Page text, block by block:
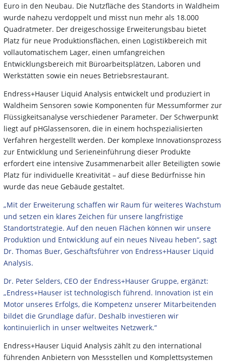
Euro in den Neubau. Die Nutzfläche des Standorts in Waldheim
wurde nahezu verdoppelt und misst nun mehr als 18.000
Quadratmeter. Der dreigeschossige Erweiterungsbau bietet
Platz für neue Produktionsflächen, einen Logistikbereich mit
vollautomatischem Lager, einen umfangreichen
Entwicklungsbereich mit Büroarbeitsplätzen, Laboren und
Werkstätten sowie ein neues Betriebsrestaurant.
Endress+Hauser Liquid Analysis entwickelt und produziert in
Waldheim Sensoren sowie Komponenten für Messumformer zur
Flüssigkeitsanalyse verschiedener Parameter. Der Schwerpunkt
liegt auf pHGlassensoren, die in einem hochspezialisierten
Verfahren hergestellt werden. Der komplexe Innovationsprozess
zur Entwicklung und Serieneinführung dieser Produkte
erfordert eine intensive Zusammenarbeit aller Beteiligten sowie
Platz für individuelle Kreativität – auf diese Bedürfnisse hin
wurde das neue Gebäude gestaltet.
„Mit der Erweiterung schaffen wir Raum für weiteres Wachstum
und setzen ein klares Zeichen für unsere langfristige
Standortstrategie. Auf den neuen Flächen können wir unsere
Produktion und Entwicklung auf ein neues Niveau heben“, sagt
Dr. Thomas Buer, Geschäftsführer von Endress+Hauser Liquid
Analysis.
Dr. Peter Selders, CEO der Endress+Hauser Gruppe, ergänzt:
„Endress+Hauser ist technologisch führend. Innovation ist ein
Motor unseres Erfolgs, die Kompetenz unserer Mitarbeitenden
bildet die Grundlage dafür. Deshalb investieren wir
kontinuierlich in unser weltweites Netzwerk.“
Endress+Hauser Liquid Analysis zählt zu den international
führenden Anbietern von Messstellen und Komplettsystemen